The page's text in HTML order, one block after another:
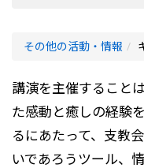
その他の活動・情報
講演を主催すること
た感動と癒しの経験
るにあたって、支教
いであろうツール、